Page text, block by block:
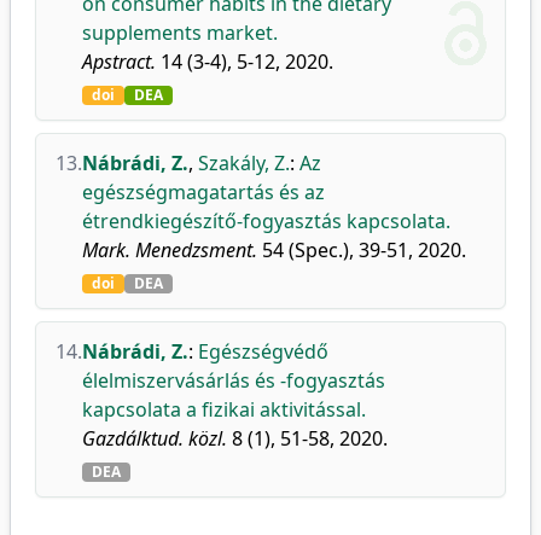
supplements market.
Apstract. 14 (3-4), 5-12, 2020.
doi DEA
13.Nábrádi, Z., Szakály, Z.: Az
egészségmagatartás és az
étrendkiegészítő-fogyasztás kapcsolata.
Mark. Menedzsment. 54 (Spec.), 39-51, 2020.
doi DEA
14.Nábrádi, Z.: Egészségvédő
élelmiszervásárlás és -fogyasztás
kapcsolata a fizikai aktivitással.
Gazdálktud. közl. 8 (1), 51-58, 2020.
DEA